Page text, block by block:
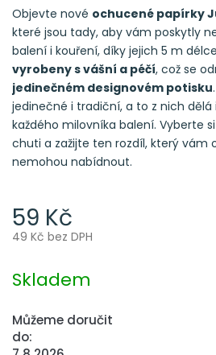
59 Kč
49 Kč bez DPH
cena:
Skladem
Můžeme doručit
do:
Objevte nové ochucené papírky
které jsou tady, aby vám poskytly
balení i kouření, díky jejich 5 m
vyrobeny s vášní a péčí, což se
jedinečném designovém potisku
jedinečné i tradiční, a to z nich dělá
každého milovníka balení. Vyberte
chuti a zažijte ten rozdíl, který vám
nemohou nabídnout.